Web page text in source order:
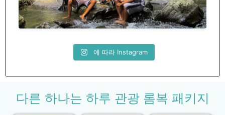
에 따라 Instagram
다른 하나는 하루 관광 롬복 패키지